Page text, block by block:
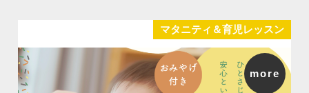
マタニティ＆育児レッスン
more